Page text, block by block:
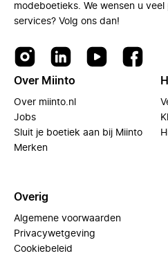
modeboetieks. We wensen u
services? Volg ons dan!
Over Miinto
Over miinto.nl
Jobs
Sluit je boetiek aan bij Miinto
Merken
Overig
Algemene voorwaarden
Privacywetgeving
Cookiebeleid